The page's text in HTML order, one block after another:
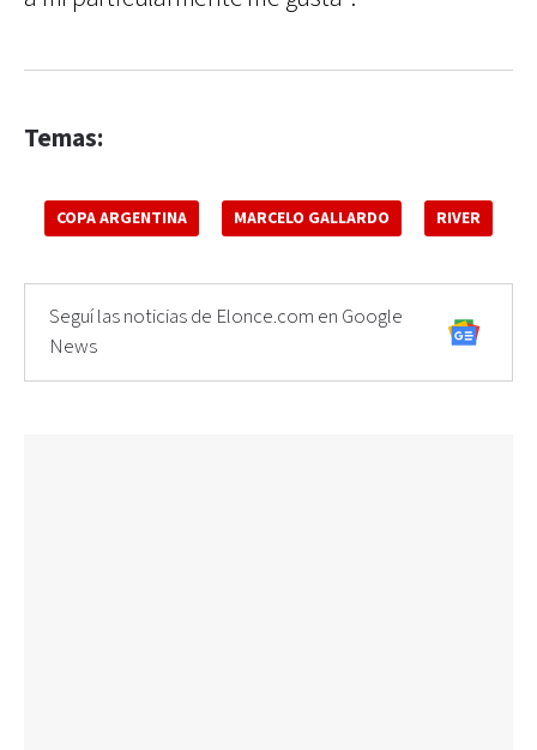
Temas:
COPA ARGENTINA MARCELO GALLARDO RIVER
Seguí las noticias de Elonce.com en Google
News